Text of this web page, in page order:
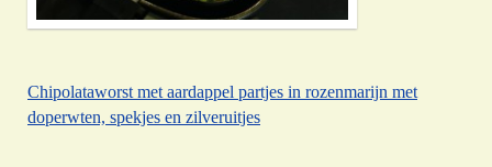
Chipolataworst met aardappel partjes in rozenmarijn met
doperwten, spekjes en zilveruitjes